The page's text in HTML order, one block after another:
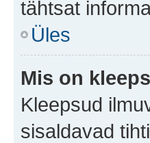
tähtsat
Üles
Mis on
Kleepsud
sisaldavad